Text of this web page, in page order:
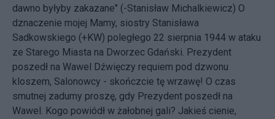
dawno byłyby zakazane" (-Stanisław Michalkiewicz) O
dznaczenie mojej Mamy, siostry Stanisława
Sadkowskiego (+KW) poległego 22 sierpnia 1944 w ataku
ze Starego Miasta na Dworzec Gdański. Prezydent
poszedł na Wawel Dźwięczy requiem pod dzwonu
kloszem, Salonowcy - skończcie tę wrzawę! O czas
smutnej zadumy proszę, gdy Prezydent poszedł na
Wawel. Kogo powiódł w żałobnej gali? Jakieś cienie,